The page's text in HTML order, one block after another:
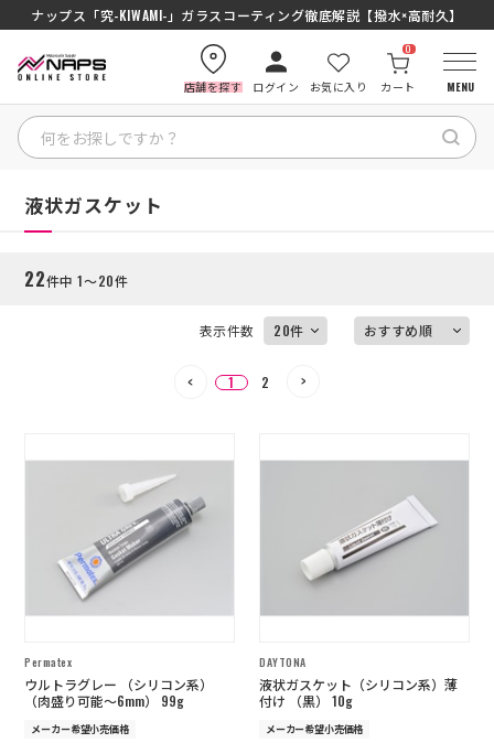
ナップス「究-KIWAMI-」ガラスコーティング徹底解説【撥水×高耐久】
SENA J30/J10を徹底比較｜コスパ最強インカムはどっち？初心者にもおすす
店舗を探す ログイン お気に入り カート
0
MENU
HOME
コーポレートサイト
利用規約
商品レビュー利用規約
プライバシーポリシー
返金ポリシー
カスタマーハラスメントに対する方
絞り込む
HOME
液状ガスケット
22件中 1～20件
表示件数
1 2
Permatex
ウルトラグレー （シリコン系）
（肉盛り可能～6mm） 99g
メーカー希望小売価格
DAYTONA
液状ガスケット（シリコン系）薄
付け （黒） 10g
メーカー希望小売価格